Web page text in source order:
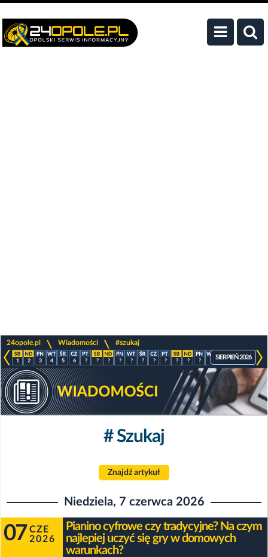
24opole.pl Wiadomości #szukaj
1 2 3 4 5 6 ? ? ? ? ? ? ? ? ? ? ? ? ? ? ?
SIERPIEŃ 2026
# Szukaj
Znajdź artykuł
Niedziela, 7 czerwca 2026
07 CZE
2026
Pianino cyfrowe czy tradycyjne? Na czym
najlepiej uczyć się gry w domowych
warunkach?